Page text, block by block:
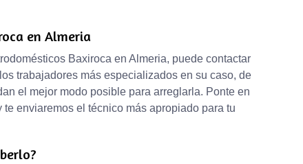
en Almeria
Baxiroca en Almeria, puede contactar
trabajadores más especializados en su caso, de
el mejor modo posible para arreglarla. Ponte en
enviaremos el técnico más apropiado para tu